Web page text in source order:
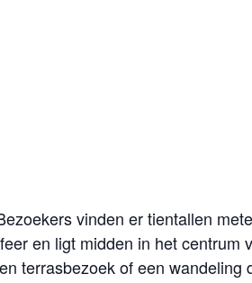
vinden er tientallen
en ligt midden in het centrum
terrasbezoek of een wandeling